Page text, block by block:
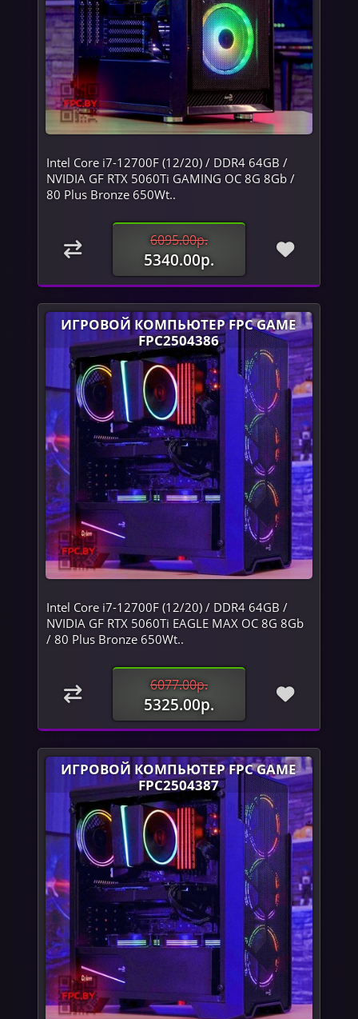
Intel Core i7-12700F (12/20) / DDR4 64GB /
NVIDIA GF RTX 5060Ti GAMING OC 8G 8Gb /
80 Plus Bronze 650Wt..
6095.00р.
5340.00р.
ИГРОВОЙ КОМПЬЮТЕР FPC GAME
FPC2504386
Intel Core i7-12700F (12/20) / DDR4 64GB /
NVIDIA GF RTX 5060Ti EAGLE MAX OC 8G 8Gb
/ 80 Plus Bronze 650Wt..
6077.00р.
5325.00р.
ИГРОВОЙ КОМПЬЮТЕР FPC GAME
FPC2504387